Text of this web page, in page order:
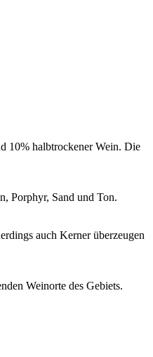
10% halbtrockener Wein. Die
Porphyr, Sand und Ton.
auch Kerner überzeugen
Weinorte des Gebiets.